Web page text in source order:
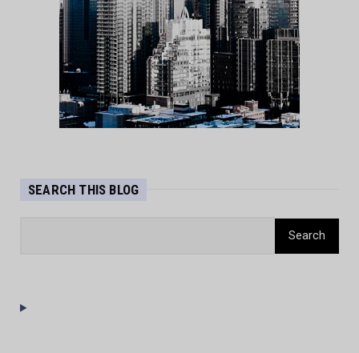
SEARCH THIS BLOG